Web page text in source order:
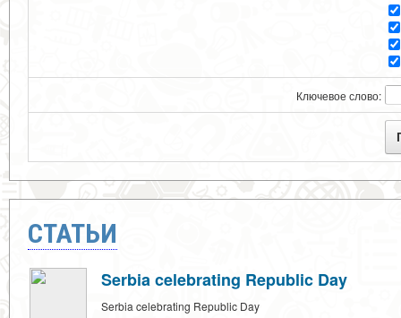
Ключевое слово:
СТАТЬИ
Serbia celebrating Republic Day
Serbia celebrating Republic Day